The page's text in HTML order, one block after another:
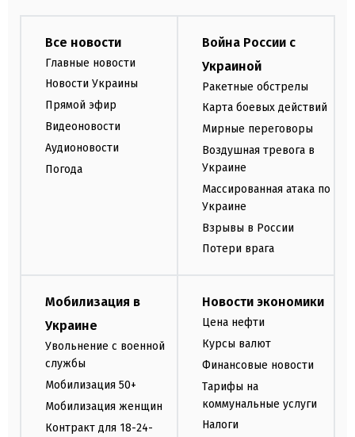
Все новости
Главные новости
Новости Украины
Прямой эфир
Видеоновости
Аудионовости
Погода
Война России с
Украиной
Ракетные обстрелы
Карта боевых действий
Мирные переговоры
Воздушная тревога в
Украине
Массированная атака по
Украине
Взрывы в России
Потери врага
Мобилизация в
Украине
Увольнение с военной
службы
Мобилизация 50+
Мобилизация женщин
Контракт для 18-24-
Новости экономики
Цена нефти
Курсы валют
Финансовые новости
Тарифы на
коммунальные услуги
Налоги